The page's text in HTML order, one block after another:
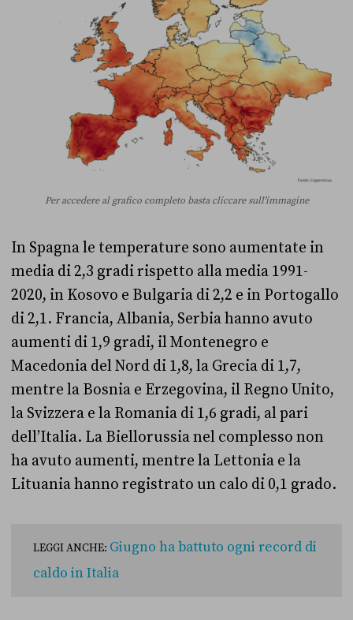
Per accedere al grafico completo basta cliccare sull'immagine
In Spagna le temperature sono aumentate in
media di 2,3 gradi rispetto alla media 1991-
2020, in Kosovo e Bulgaria di 2,2 e in Portogallo
di 2,1. Francia, Albania, Serbia hanno avuto
aumenti di 1,9 gradi, il Montenegro e
Macedonia del Nord di 1,8, la Grecia di 1,7,
mentre la Bosnia e Erzegovina, il Regno Unito,
la Svizzera e la Romania di 1,6 gradi, al pari
dell’Italia. La Biellorussia nel complesso non
ha avuto aumenti, mentre la Lettonia e la
Lituania hanno registrato un calo di 0,1 grado.
LEGGI ANCHE: Giugno ha battuto ogni record di
caldo in Italia